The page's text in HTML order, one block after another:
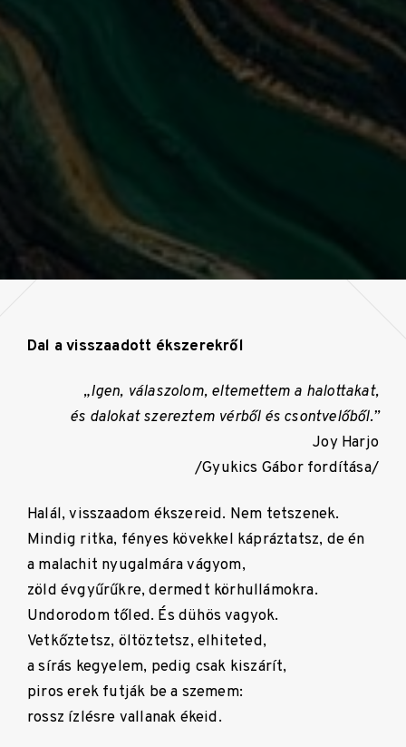
Dal a visszaadott ékszerekről
„Igen, válaszolom, eltemettem a halottakat,
és dalokat szereztem vérből és csontvelőből.”
Joy Harjo
/Gyukics Gábor fordítása/
Halál, visszaadom ékszereid. Nem tetszenek.
Mindig ritka, fényes kövekkel kápráztatsz, de én
a malachit nyugalmára vágyom,
zöld évgyűrűkre, dermedt körhullámokra.
Undorodom tőled. És dühös vagyok.
Vetkőztetsz, öltöztetsz, elhiteted,
a sírás kegyelem, pedig csak kiszárít,
piros erek futják be a szemem:
rossz ízlésre vallanak ékeid.